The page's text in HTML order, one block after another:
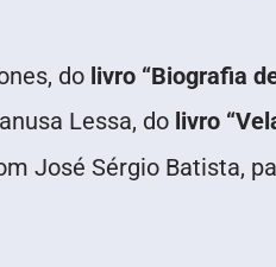
do livro “Biografia
Lessa, do livro
José Sérgio Batista,